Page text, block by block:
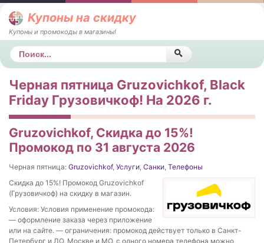
Купоны на скидку
Купоны и промокоды в магазины!
Поиск
Черная пятница Gruzovichkof, Black
Friday Грузовичкоф! На 2026 г.
Gruzovichkof, Скидка до 15%!
Промокод по 31 августа 2026
Черная пятница: Gruzovichkof, Услуги, Санки, Телефоны
Скидка до 15%! Промокод Gruzovichkof
(Грузовичкоф) на скидку в магазин.
Условия: Условия применение промокода:
— оформление заказа через приложение
или на сайте. — ограничения: промокод действует только в Санкт-
Петербург и ЛО, Москве и МО, с одного номера телефона можно